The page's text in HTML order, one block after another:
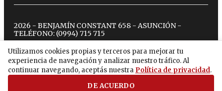
Utilizamos cookies propias y terceros para mejorar tu
experiencia de navegación y analizar nuestro tráfico. Al
continuar navegando, aceptás nuestra Política de privacidad.
DE ACUERDO
2026 - BENJAMÍN CONSTANT 658 - ASUNCIÓN -
TELÉFONO: (0994) 715 715
twitterinstagram
facebook
tiktokyoutubespotify